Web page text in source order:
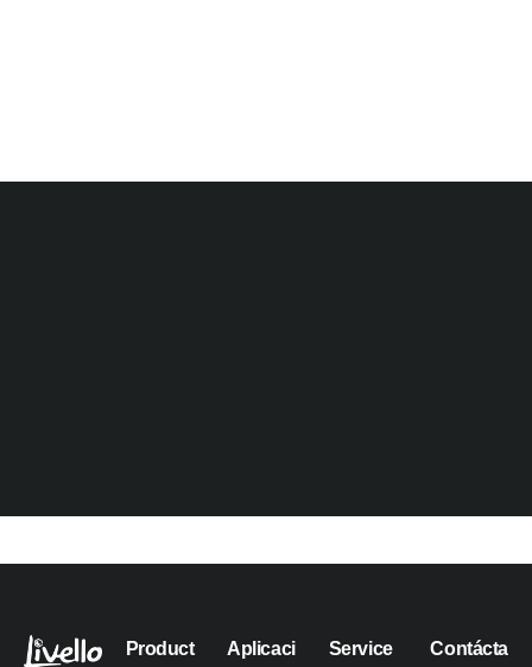
Product
Aplicaci
Service
Contácta